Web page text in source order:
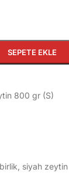
SEPETE EKLE
800 gr (S)
siyah zeytin